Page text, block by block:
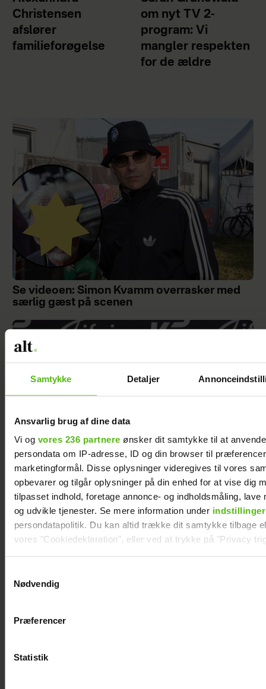
Samtykke Detaljer
Ansvarlig brug af dine data
Vi og vores 236 partnere ønsker dit samtykke til at
persondata om IP-adresse, ID og din browser til
marketingformål. Disse oplysninger videregives til vores
opbevarer og tilgår oplysninger på din enhed for at vise dig
tilpasset indhold, foretage annonce- og indholdsmåling, lave
og udvikle tjenester. Se mere information under indstillinger
persondatapolitik. Du kan altid trække dit samtykke tilbage
vores "Cookiedeklaration", eller ved at trykke på "Privacy
Vi anvender egne cookies og cookies fra tredjeparter til at
generere statistik og huske dine præferencer samt til brug
Nødvendig
Præferencer
Statistik
Christensen
afslører
familieforøgelse
om nyt TV 2-
program: Vi
mangler respekten
for de ældre
Se videoen: Simon Kvamm overrasker med
særlig gæst på scenen
Andreas Odbjerg afslører stor beslutning:
Slut efter to år